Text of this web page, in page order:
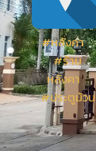
#หลังคา
#ร้าน
หลังคา
#ประตูม้วน